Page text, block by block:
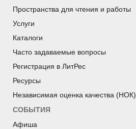
Пространства для чтения и работы
Услуги
Каталоги
Часто задаваемые вопросы
Регистрация в ЛитРес
Ресурсы
Независимая оценка качества (НОК)
СОБЫТИЯ
Афиша